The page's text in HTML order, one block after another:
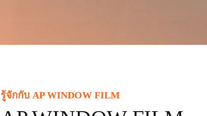
รู้จักกับ APWINDOW FILM